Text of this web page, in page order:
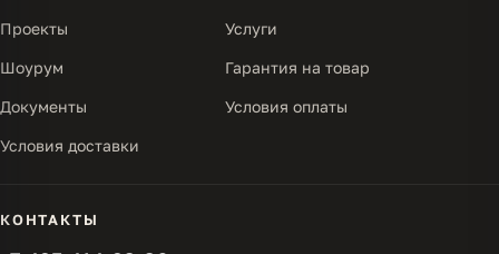
Проекты Услуги
Шоурум Гарантия на товар
Документы Условия оплаты
Условия доставки
КОНТАКТЫ